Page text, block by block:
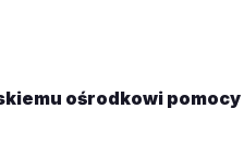
ośrodkowi pomocy